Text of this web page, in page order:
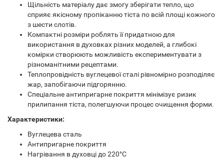
Щільність матеріалу дає змогу зберігати тепло, що
сприяє якісному пропіканню тіста по всій площі кожного
з шести слотів.
Компактні розміри роблять її придатною для
використання в духовках різних моделей, а глибокі
комірки створюють можливість експериментувати з
різноманітними рецептами.
Теплопровідність вуглецевої сталі рівномірно розподіляє
жар, запобігаючи підгорянню.
Спеціальне антипригарне покриття мінімізує ризик
прилипання тіста, полегшуючи процес очищення форми.
Характеристики:
Вуглецева сталь
Антипригарне покриття
Нагрівання в духовці до 220°C